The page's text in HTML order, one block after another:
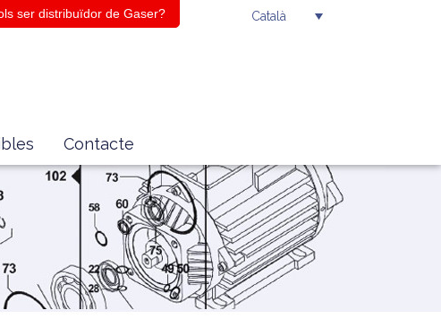
ser distribuïdor de Gaser? Català
Contacte